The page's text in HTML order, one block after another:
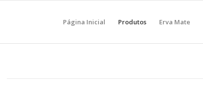
Página Inicial Produtos Erva Mate